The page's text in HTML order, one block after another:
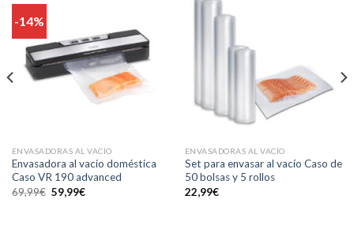
-14%
ENVASADORAS AL VACÍO
Envasadora al vacío doméstica
Caso VR 190 advanced
69,99€ El
precio
59,99€El
ENVASADORAS AL VACÍO
Set para envasar al vacío Caso de
50 bolsas y 5 rollos
22,99€